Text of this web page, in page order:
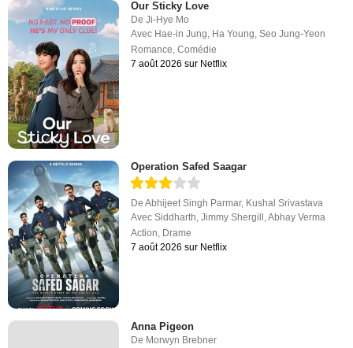
Our Sticky Love
DeJi-Hye Mo
Avec Hae-in Jung, Ha Young,Seo Jung-Yeon
Romance,Comédie
7 août 2026 sur Netflix
Operation Safed Saagar
DeAbhijeet Singh Parmar, Kushal Srivastava
AvecSiddharth ,Jimmy Shergill ,Abhay Verma
Action Drame
7 août 2026 sur Netflix
Anna Pigeon
De Morwyn Brebner